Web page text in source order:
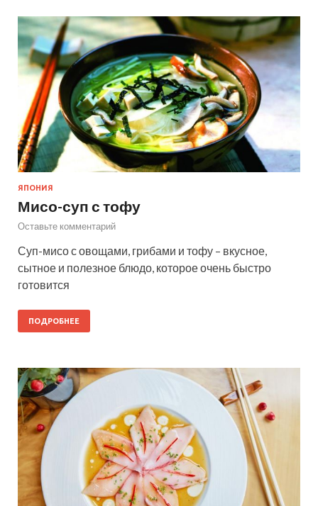
ЯПОНИЯ
Мисо-суп с тофу
Оставьте комментарий
Суп-мисо с овощами, грибами и тофу – вкусное,
сытное и полезное блюдо, которое очень быстро
готовится
ПОДРОБНЕЕ